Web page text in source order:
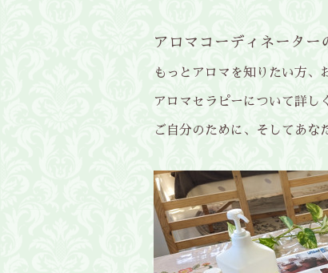
アロマコーディネーター
もっとアロマを知りたい方、
アロマセラピーについて詳し
ご自分のために、そしてあな